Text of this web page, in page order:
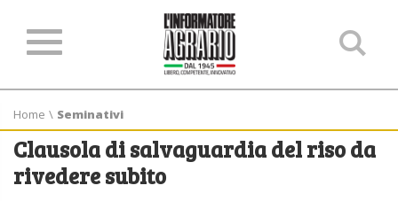
Home \ Seminativi
Clausola di salvaguardia del riso da
rivedere subito